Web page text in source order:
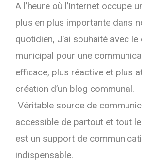
A l’heure où l’Internet occupe
plus en plus importante dans
quotidien, J’ai souhaité avec le
municipal pour une
efficace, plus réactive et plus
création d’un blog communal.
Véritable source de
accessible de partout et tout le
est un support de
indispensable.